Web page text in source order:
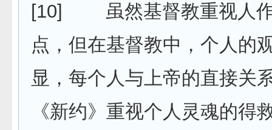
[10] 虽然基督教重视人作
点，但在基督教中，个人的
显，每个人与上帝的直接关
《新约》重视个人灵魂的得